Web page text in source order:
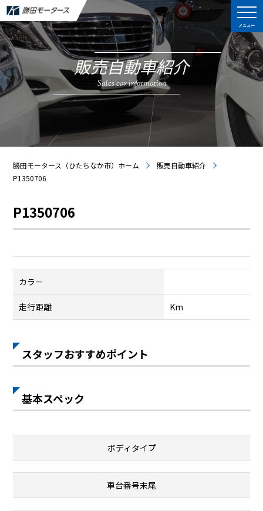
メニュー
販売自動車紹介
Sales car information
勝田モータース（ひたちなか市）ホーム
販売自動車紹介
P1350706
P1350706
カラー
走行距離 Km
スタッフおすすめポイント
基本スペック
ボディタイプ
車台番号末尾